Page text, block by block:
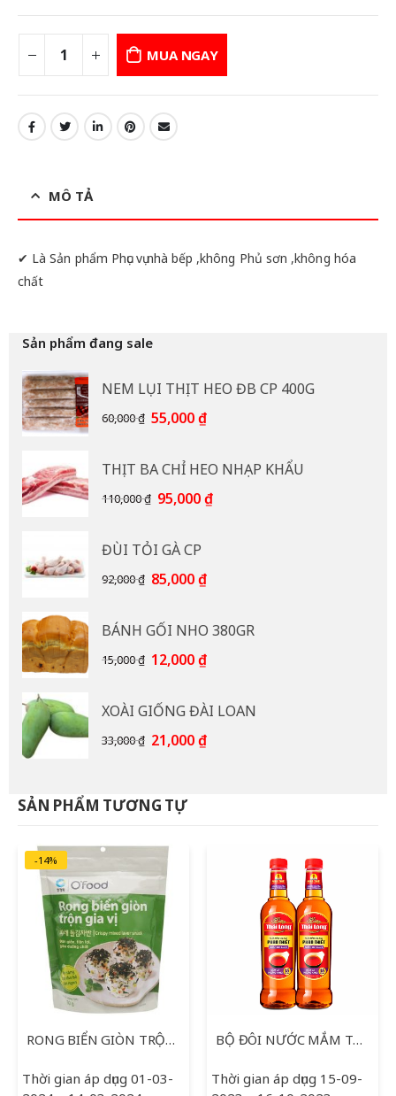
MUA NGAY
MÔ TẢ
✔ Là Sản phẩm Phục vụ nhà bếp ,không Phủ sơn ,không hóa
chất
Sản phẩm đang sale
NEM LỤI THỊT HEO ĐB CP 400G
60,000₫ Giá
60,000 ₫.
55,000₫Giá
là:
55,000 ₫.
THỊT BA CHỈ HEO NHẠP KHẨU
110,000₫ Giá
110,000 ₫.
95,000₫Giá
ĐÙI TỎI GÀ CP
92,000₫ Giá
92,000 ₫.
85,000₫Giá
là:
85,000 ₫.
BÁNH GỐI NHO 380GR
15,000₫ Giá
15,000 ₫.
12,000₫Giá
là:
12,000 ₫.
XOÀI GIỐNG ĐÀI LOAN
33,000₫ Giá
33,000 ₫.
21,000₫Giá
SẢN PHẨM TƯƠNG TỰ
-14%
RONG BIỂN GIÒN TRỘN GIA VỊ O’FOOG 30G
Thời gian áp dụng 01-03-
BỘ ĐÔI NƯỚC MẮM THÁI LONG 750ML
Thời gian áp dụng 15-09-